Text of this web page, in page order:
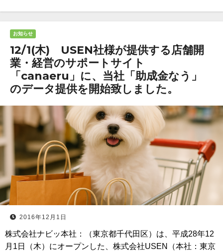
お知らせ
12/1(木) USEN社様が提供する店舗開
業・経営のサポートサイト
「canaeru」に、当社「助成金なう」
のデータ提供を開始致しました。
2016年12月1日
株式会社ナビッ本社：（東京都千代田区）は、平成28年12
月1日（木）にオープンした、株式会社USEN（本社：東京